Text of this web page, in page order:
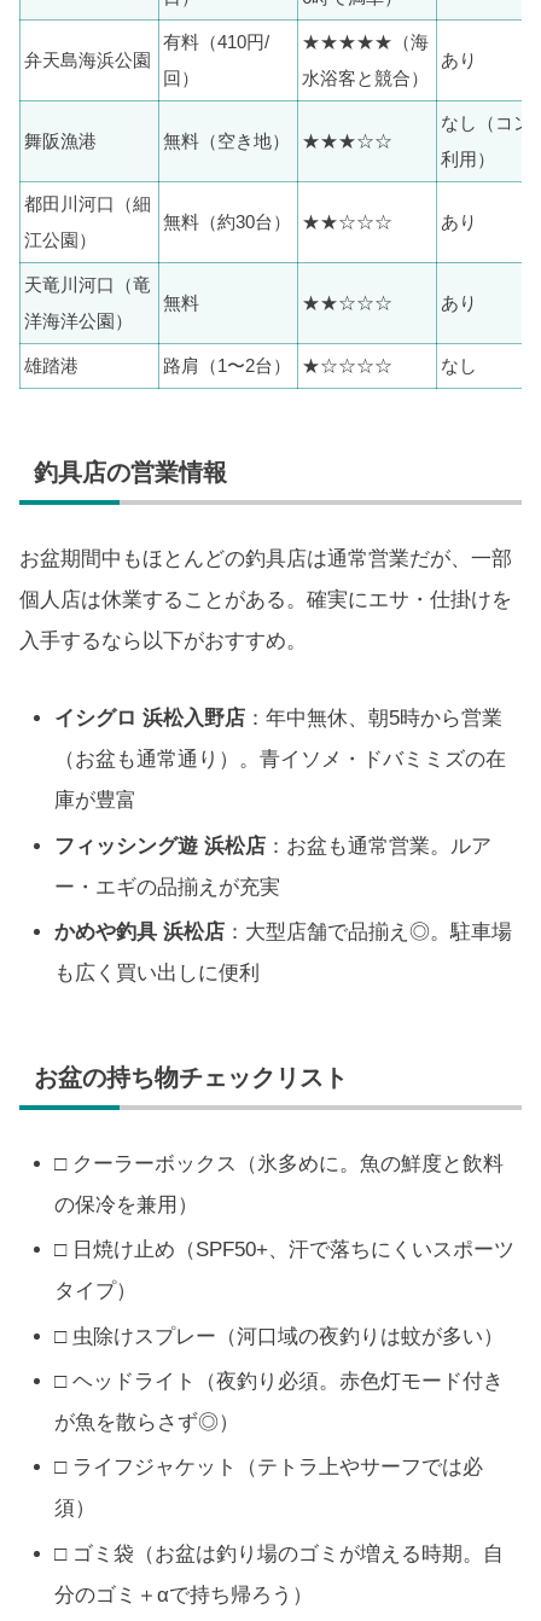
弁天島海浜公園
有料（410円/
回）
★★★★★（海
水浴客と競合）
あり
舞阪漁港 無料（空き地） ★★★☆☆
なし（コン
利用）
都田川河口（細
江公園）
無料（約30台） ★★☆☆☆ あり
天竜川河口（竜
洋海洋公園）
無料 ★★☆☆☆ あり
雄踏港 路肩（1〜2台） ★☆☆☆☆ なし
釣具店の営業情報
お盆期間中もほとんどの釣具店は通常営業だが、一部
個人店は休業することがある。確実にエサ・仕掛けを
入手するなら以下がおすすめ。
イシグロ 浜松入野店 ：年中無休、朝5時から営業
（お盆も通常通り）。青イソメ・ドバミミズの在
庫が豊富
フィッシング遊 浜松店 ：お盆も通常営業。ルア
ー・エギの品揃えが充実
かめや釣具 浜松店 ：大型店舗で品揃え◎。駐車場
も広く買い出しに便利
お盆の持ち物チェックリスト
□ クーラーボックス（氷多めに。魚の鮮度と飲料
の保冷を兼用）
□ 日焼け止め（SPF50+、汗で落ちにくいスポーツ
タイプ）
□ 虫除けスプレー（河口域の夜釣りは蚊が多い）
□ ヘッドライト（夜釣り必須。赤色灯モード付き
が魚を散らさず◎）
□ ライフジャケット（テトラ上やサーフでは必
須）
□ ゴミ袋（お盆は釣り場のゴミが増える時期。自
分のゴミ＋αで持ち帰ろう）